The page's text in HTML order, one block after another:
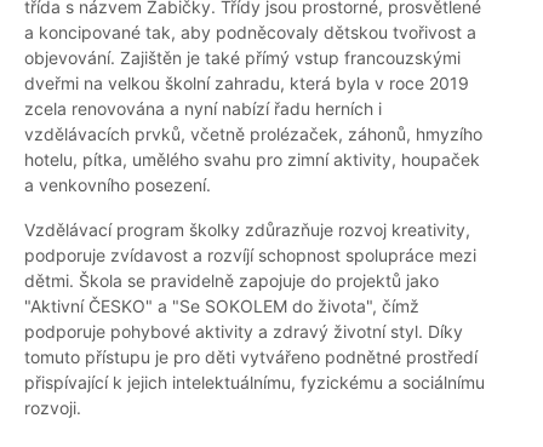
třída s názvem Žabičky. Třídy jsou prostorné, prosvětlené
a koncipované tak, aby podněcovaly dětskou tvořivost a
objevování. Zajištěn je také přímý vstup francouzskými
dveřmi na velkou školní zahradu, která byla v roce 2019
zcela renovována a nyní nabízí řadu herních i
vzdělávacích prvků, včetně prolézaček, záhonů, hmyzího
hotelu, pítka, umělého svahu pro zimní aktivity, houpaček
a venkovního posezení.
Vzdělávací program školky zdůrazňuje rozvoj kreativity,
podporuje zvídavost a rozvíjí schopnost spolupráce mezi
dětmi. Škola se pravidelně zapojuje do projektů jako
"Aktivní ČESKO" a "Se SOKOLEM do života", čímž
podporuje pohybové aktivity a zdravý životní styl. Díky
tomuto přístupu je pro děti vytvářeno podnětné prostředí
přispívající k jejich intelektuálnímu, fyzickému a sociálnímu
rozvoji.